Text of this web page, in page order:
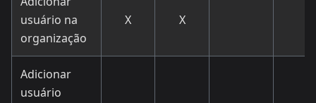
usuário na
organização
X X
Adicionar
usuário